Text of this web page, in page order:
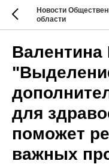
Новости
области
для
поможет
важных